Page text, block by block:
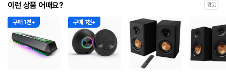
이런 상품 어때요? 광고
구매 1천+ 구매 1천+